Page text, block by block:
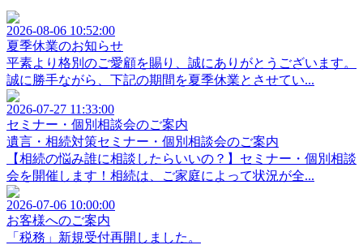
2026-08-06 10:52:00
夏季休業のお知らせ
平素より格別のご愛顧を賜り、誠にありがとうございます。
誠に勝手ながら、下記の期間を夏季休業とさせてい...
2026-07-27 11:33:00
セミナー・個別相談会のご案内
遺言・相続対策セミナー・個別相談会のご案内
【相続の悩み誰に相談したらいいの？】セミナー・個別相談
会を開催します！相続は、ご家庭によって状況が全...
2026-07-06 10:00:00
お客様へのご案内
「税務」新規受付再開しました。